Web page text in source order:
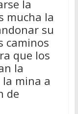
la
mucha la
su
caminos
que los
la
mina a
de